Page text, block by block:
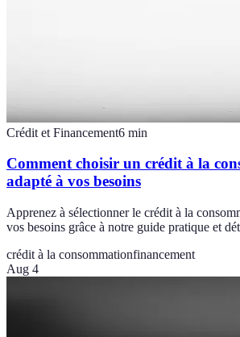
Crédit et Financement6 min
Comment choisir un crédit à la
adapté à vos besoins
Apprenez à sélectionner le crédit à la
vos besoins grâce à notre guide pratique et
crédit à la consommationfinancement
Aug 4